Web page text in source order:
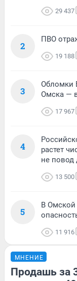
29 437
2
ПВО
19 188
3
Обломки
Омска —
17 967
4
растет
не повод
13 500
5
В Омской
11 916
МНЕНИЕ
Продашь за